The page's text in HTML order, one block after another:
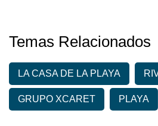
Temas Relacionados
LA CASA DE LA PLAYA
GRUPO XCARET PLAYA